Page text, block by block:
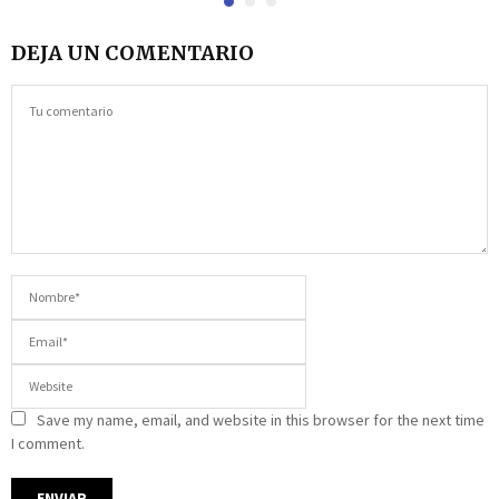
DEJA UN COMENTARIO
Save my name, email, and website in this browser for the next time
I comment.